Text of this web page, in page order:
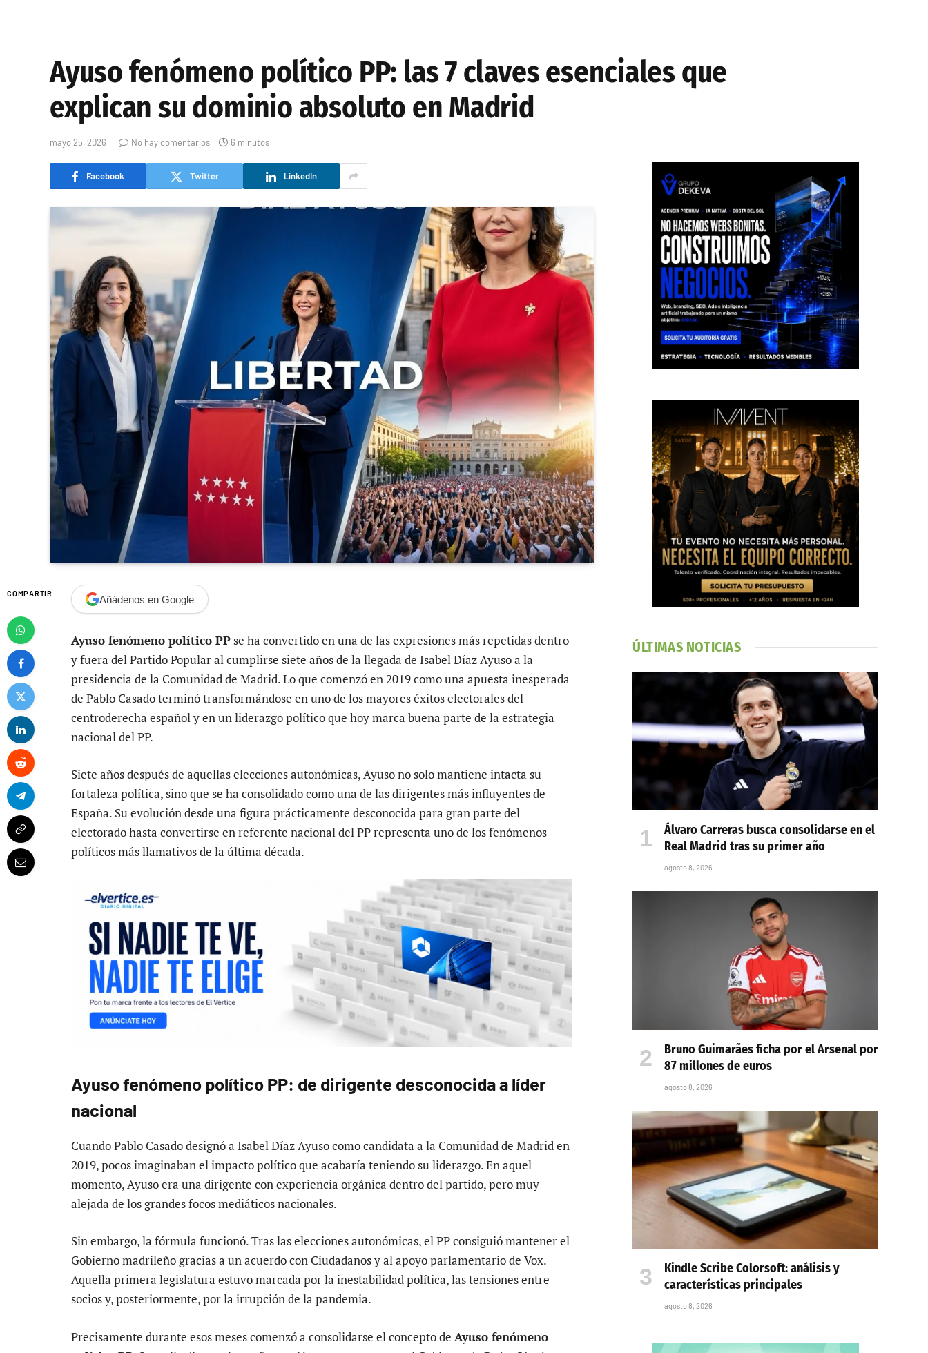
Ayuso fenómeno político PP: las 7 claves esenciales que
explican su dominio absoluto en Madrid
mayo 25, 2026 No hay comentarios 6 minutos
Facebook Twitter LinkedIn
COMPARTIR Añádenos en Google
Ayuso fenómeno político PPse ha convertido en una de las expresiones más repetidas dentro
y fuera del Partido Popular al cumplirse siete años de la llegada de Isabel Díaz Ayuso a la
presidencia de la Comunidad de Madrid. Lo que comenzó en 2019 como una apuesta inesperada
de Pablo Casado terminó transformándose en uno de los mayores éxitos electorales del
centroderecha español y en un liderazgo político que hoy marca buena parte de la estrategia
nacional del PP.
Siete años después de aquellas elecciones autonómicas, Ayuso no solo mantiene intacta su
fortaleza política, sino que se ha consolidado como una de las dirigentes más influyentes de
España. Su evolución desde una figura prácticamente desconocida para gran parte del
electorado hasta convertirse en referente nacional del PP representa uno de los fenómenos
políticos más llamativos de la última década.
Ayuso fenómeno político PP: de dirigente desconocida a líder
nacional
Cuando Pablo Casado designó a Isabel Díaz Ayuso como candidata a la Comunidad de Madrid en
2019, pocos imaginaban el impacto político que acabaría teniendo su liderazgo. En aquel
momento, Ayuso era una dirigente con experiencia orgánica dentro del partido, pero muy
alejada de los grandes focos mediáticos nacionales.
Sin embargo, la fórmula funcionó. Tras las elecciones autonómicas, el PP consiguió mantener el
Gobierno madrileño gracias a un acuerdo con Ciudadanos y al apoyo parlamentario de Vox.
Aquella primera legislatura estuvo marcada por la inestabilidad política, las tensiones entre
socios y, posteriormente, por la irrupción de la pandemia.
Precisamente durante esos meses comenzó a consolidarse el concepto de Ayuso fenómeno
ÚLTIMAS NOTICIAS
Álvaro Carreras busca consolidarse en el
Real Madrid tras su primer año
agosto 8, 2026
Bruno Guimarães ficha por el Arsenal por
87 millones de euros
agosto 8, 2026
Kindle Scribe Colorsoft: análisis y
características principales
agosto 8, 2026